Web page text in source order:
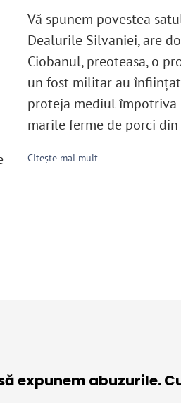
Vă spunem povestea
Dealurile Silvaniei, are
Ciobanul, preoteasa, o
un fost militar au
proteja mediul
marile ferme de porci din
Citește mai mult
expunem abuzurile.